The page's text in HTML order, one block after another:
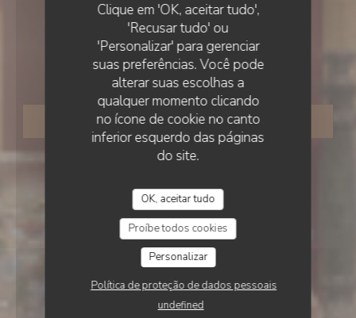
Clique em 'OK, aceitar tudo',
'Recusar tudo' ou
'Personalizar' para gerenciar
suas preferências. Você pode
alterar suas escolhas a
qualquer momento clicando
no ícone de cookie no canto
inferior esquerdo das páginas
do site.
OK, aceitar tudo
Proíbe todos cookies
Personalizar
Política de proteção de dados pessoais
undefined
Brigitte rue des Bouchers
LILLE
RESERVAR UMA MESA